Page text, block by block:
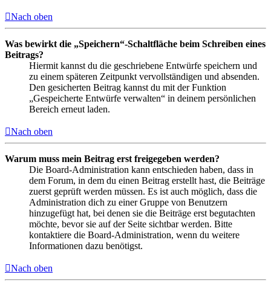
Nach oben
Was bewirkt die „Speichern“-Schaltfläche beim Schreiben eines
Beitrags?
Hiermit kannst du die geschriebene Entwürfe speichern und
zu einem späteren Zeitpunkt vervollständigen und absenden.
Den gesicherten Beitrag kannst du mit der Funktion
„Gespeicherte Entwürfe verwalten“ in deinem persönlichen
Bereich erneut laden.
Nach oben
Warum muss mein Beitrag erst freigegeben werden?
Die Board-Administration kann entschieden haben, dass in
dem Forum, in dem du einen Beitrag erstellt hast, die Beiträge
zuerst geprüft werden müssen. Es ist auch möglich, dass die
Administration dich zu einer Gruppe von Benutzern
hinzugefügt hat, bei denen sie die Beiträge erst begutachten
möchte, bevor sie auf der Seite sichtbar werden. Bitte
kontaktiere die Board-Administration, wenn du weitere
Informationen dazu benötigst.
Nach oben